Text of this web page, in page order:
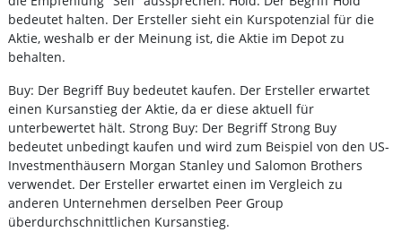
bedeutet halten. Der Ersteller sieht ein Kurspotenzial für die
Aktie, weshalb er der Meinung ist, die Aktie im Depot zu
behalten.
Buy: Der Begriff Buy bedeutet kaufen. Der Ersteller erwartet
einen Kursanstieg der Aktie, da er diese aktuell für
unterbewertet hält. Strong Buy: Der Begriff Strong Buy
bedeutet unbedingt kaufen und wird zum Beispiel von den US-
Investmenthäusern Morgan Stanley und Salomon Brothers
verwendet. Der Ersteller erwartet einen im Vergleich zu
anderen Unternehmen derselben Peer Group
überdurchschnittlichen Kursanstieg.